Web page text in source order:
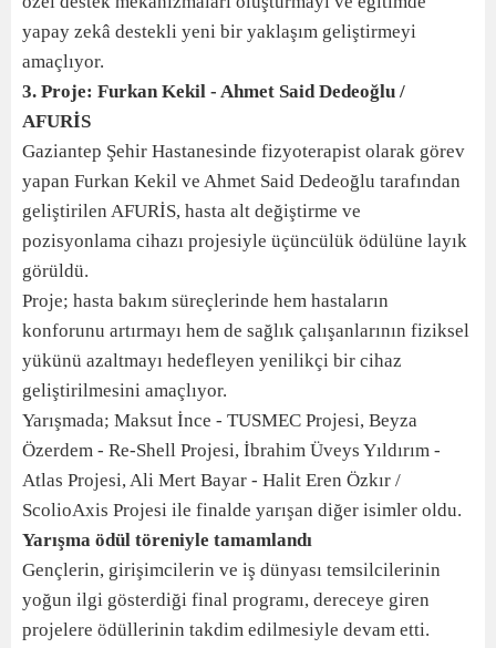
yapay zekâ destekli yeni bir yaklaşım geliştirmeyi
amaçlıyor.
3. Proje: Furkan Kekil - Ahmet Said Dedeoğlu /
AFURİS
Gaziantep Şehir Hastanesinde fizyoterapist olarak görev
yapan Furkan Kekil ve Ahmet Said Dedeoğlu tarafından
geliştirilen AFURİS, hasta alt değiştirme ve
pozisyonlama cihazı projesiyle üçüncülük ödülüne layık
görüldü.
Proje; hasta bakım süreçlerinde hem hastaların
konforunu artırmayı hem de sağlık çalışanlarının fiziksel
yükünü azaltmayı hedefleyen yenilikçi bir cihaz
geliştirilmesini amaçlıyor.
Yarışmada; Maksut İnce - TUSMEC Projesi, Beyza
Özerdem - Re-Shell Projesi, İbrahim Üveys Yıldırım -
Atlas Projesi, Ali Mert Bayar - Halit Eren Özkır /
ScolioAxis Projesi ile finalde yarışan diğer isimler oldu.
Yarışma ödül töreniyle tamamlandı
Gençlerin, girişimcilerin ve iş dünyası temsilcilerinin
yoğun ilgi gösterdiği final programı, dereceye giren
projelere ödüllerinin takdim edilmesiyle devam etti.